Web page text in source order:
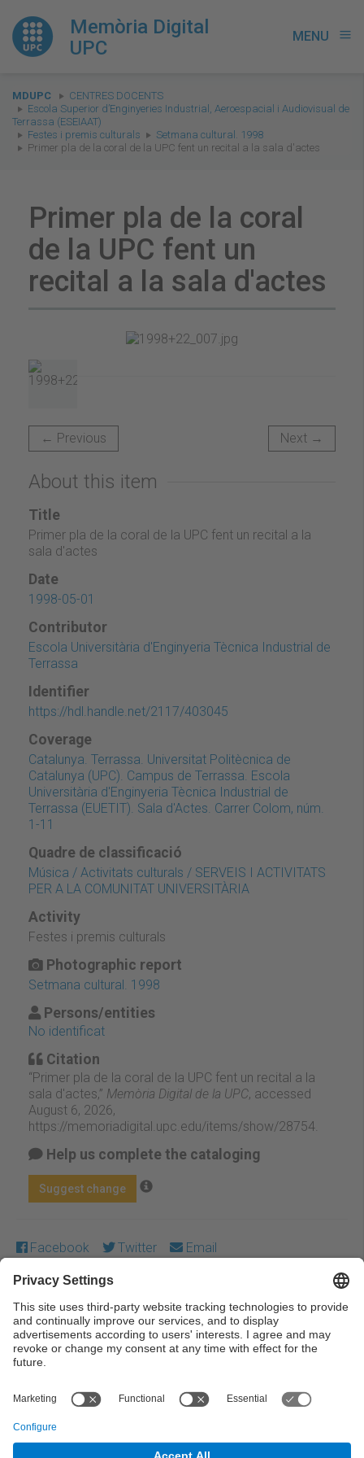
Memòria Digital
UPC
MENU menu
You
are
here:
MDUPC
CENTRES DOCENTS
Escola Superior d’Enginyeries Industrial, Aeroespacial i Audiovisual de
Terrassa (ESEIAAT)
Festes i premis culturals
Setmana cultural. 1998
Primer pla de la coral de la UPC fent un recital a la sala d'actes
Primer pla de la coral
de la UPC fent un
recital a la sala d'actes
← Previous Next →
About this item
Title
Primer pla de la coral de la UPC fent un recital a la
sala d'actes
Date
1998-05-01
Contributor
Escola Universitària d'Enginyeria Tècnica Industrial de
Terrassa
Identifier
https://hdl.handle.net/2117/403045
Coverage
Catalunya. Terrassa. Universitat Politècnica de
Catalunya (UPC). Campus de Terrassa. Escola
Universitària d'Enginyeria Tècnica Industrial de
Terrassa (EUETIT). Sala d'Actes. Carrer Colom, núm.
1-11
Quadre de classificació
Música / Activitats culturals / SERVEIS I ACTIVITATS
PER A LA COMUNITAT UNIVERSITÀRIA
Activity
Festes i premis culturals
Photographic report
Setmana cultural. 1998
Persons/entities
No identificat
Citation
“Primer pla de la coral de la UPC fent un recital a la
sala d'actes,” Memòria Digital de la UPC, accessed
August 6, 2026,
https://memoriadigital.upc.edu/items/show/28754
Help us complete the cataloging
Suggest change
Facebook Twitter Email
Except where otherwise noted, content on this work is
licensed under a Creative Commons license:Attribution-
NonCommercial-NoDerivs 4.0 Generic